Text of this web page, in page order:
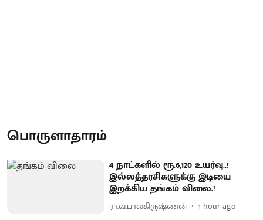
பொருளாதாரம்
4 நாட்களில் ரூ.6,120 உயர்வு..!
இல்லத்தரசிகளுக்கு இடியை
இறக்கிய தங்கம் விலை.!
ரா.வ.பாலகிருஷ்ணன் 1 hour ago